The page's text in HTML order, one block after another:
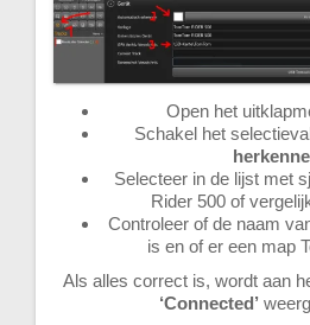
Open het
Schakel het
Selecteer in de lijst met
Rider 500 of
Controleer of de naam
is en of er een map
Als alles correct is, wordt aan
‘Connected’